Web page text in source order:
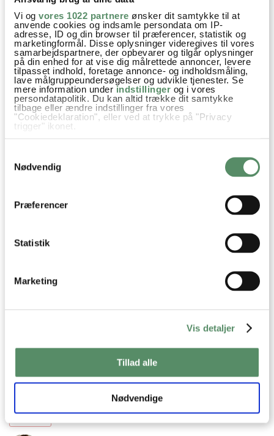
Vi og vores 1022 partnere ønsker dit samtykke til at
anvende cookies og indsamle persondata om IP-
adresse, ID og din browser til præferencer, statistik og
marketingformål. Disse oplysninger videregives til vores
samarbejdspartnere, der opbevarer og tilgår oplysninger
på din enhed for at vise dig målrettede annoncer, levere
tilpasset indhold, foretage annonce- og indholdsmåling,
lave målgruppeundersøgelser og udvikle tjenester. Se
mere information under indstillinger og i vores
persondatapolitik. Du kan altid trække dit samtykke
tilbage eller ændre indstillinger fra vores
"Cookiedeklaration", eller ved at trykke på "Privacy
trigger" ikonet.
Indsamle præcise oplysninger om din placering,
der kan være nøjagtig inden for få meter
Identificere din enhed baseret på en scanning af
Nødvendig
Præferencer
Statistik
Marketing
Vis detaljer
Tillad alle
Nødvendige
Du kan måske finde svaret på dit spørgsmål i kommentarfeltet,
hvis det allerede er stillet og besvaret - eller du kan kigge på
denne side, hvor jeg giver svar på mange 'ofte stillede
spørgsmål' til min opskrifter.
26 KOMMENTARER
Sarah:
Kan jeg bruge en røremaskine?
Ann-Christine
Carina Møller:
Jeg vil gerne tilføje rosiner, hvornår skal jeg tilføje dem før